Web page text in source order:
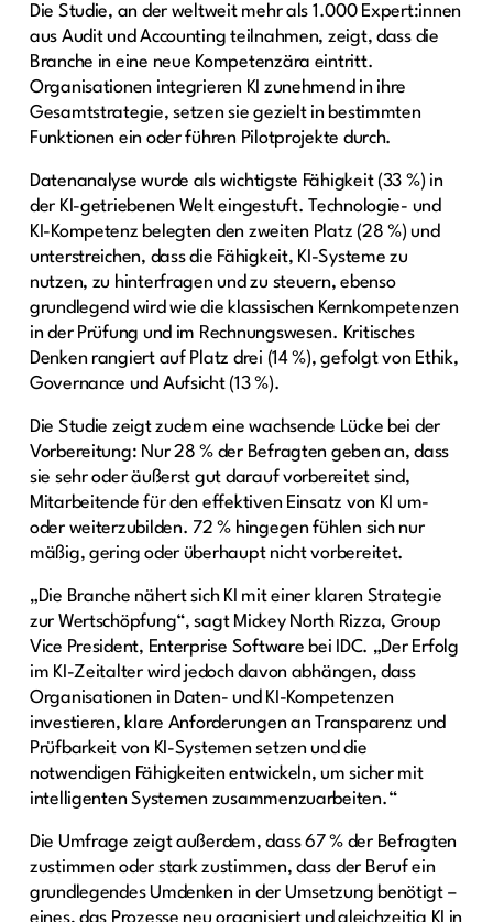
Die Studie, an der weltweit mehr als 1.000 Expert:innen
aus Audit und Accounting teilnahmen, zeigt, dass die
Branche in eine neue Kompetenzära eintritt.
Organisationen integrieren KI zunehmend in ihre
Gesamtstrategie, setzen sie gezielt in bestimmten
Funktionen ein oder führen Pilotprojekte durch.
Datenanalyse wurde als wichtigste Fähigkeit (33 %) in
der KI-getriebenen Welt eingestuft. Technologie- und
KI-Kompetenz belegten den zweiten Platz (28 %) und
unterstreichen, dass die Fähigkeit, KI-Systeme zu
nutzen, zu hinterfragen und zu steuern, ebenso
grundlegend wird wie die klassischen Kernkompetenzen
in der Prüfung und im Rechnungswesen. Kritisches
Denken rangiert auf Platz drei (14 %), gefolgt von Ethik,
Governance und Aufsicht (13 %).
Die Studie zeigt zudem eine wachsende Lücke bei der
Vorbereitung: Nur 28 % der Befragten geben an, dass
sie sehr oder äußerst gut darauf vorbereitet sind,
Mitarbeitende für den effektiven Einsatz von KI um-
oder weiterzubilden. 72 % hingegen fühlen sich nur
mäßig, gering oder überhaupt nicht vorbereitet.
„Die Branche nähert sich KI mit einer klaren Strategie
zur Wertschöpfung“, sagt Mickey North Rizza, Group
Vice President, Enterprise Software bei IDC. „Der Erfolg
im KI-Zeitalter wird jedoch davon abhängen, dass
Organisationen in Daten- und KI-Kompetenzen
investieren, klare Anforderungen an Transparenz und
Prüfbarkeit von KI-Systemen setzen und die
notwendigen Fähigkeiten entwickeln, um sicher mit
intelligenten Systemen zusammenzuarbeiten.“
Die Umfrage zeigt außerdem, dass 67 % der Befragten
zustimmen oder stark zustimmen, dass der Beruf ein
grundlegendes Umdenken in der Umsetzung benötigt –
eines, das Prozesse neu organisiert und gleichzeitig KI in